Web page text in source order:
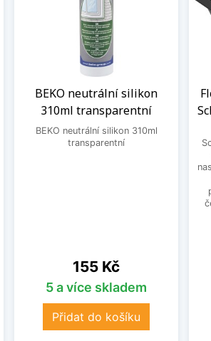
BEKO neutrální silikon
310ml transparentní
BEKO neutrální silikon 310ml
transparentní
Cena
155 Kč
5 a více skladem
Přidat do košíku